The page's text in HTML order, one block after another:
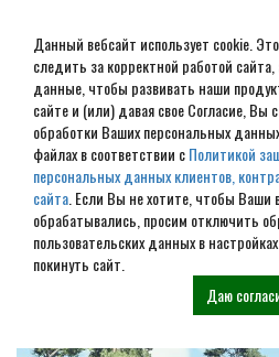
Данный вебсайт использует cookie.
следить за корректной работой
данные, чтобы развивать наши
сайте и (или) давая свое Согласие, Вы
обработки Ваших персональных
файлах в соответствии сПолитикой
персональных данных клиентов,
сайта . Если Вы не хотите, чтобы
обрабатывались, просим отключить
пользовательских данных в
покинуть сайт.
Даю
Дом из бревна
Электростали
Наши проекты